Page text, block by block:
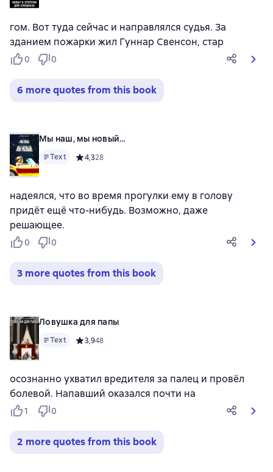
гом. Вот туда сейчас и направлялся судья. За
зданием пожарки жил Гуннар Свенсон, стар
0 0
6 more quotes from this book
Мы наш, мы новый…
Text Средний рейтинг 4,3 на основе 28 оценок
4,328
надеялся, что во время прогулки ему в голову
придёт ещё что-нибудь. Возможно, даже
решающее.
0 0
3 more quotes from this book
Ловушка для папы
Text Средний рейтинг 3,9 на основе 48 оценок
3,948
осознанно ухватил вредителя за палец и провёл
болевой. Напавший оказался почти на
1 0
2 more quotes from this book